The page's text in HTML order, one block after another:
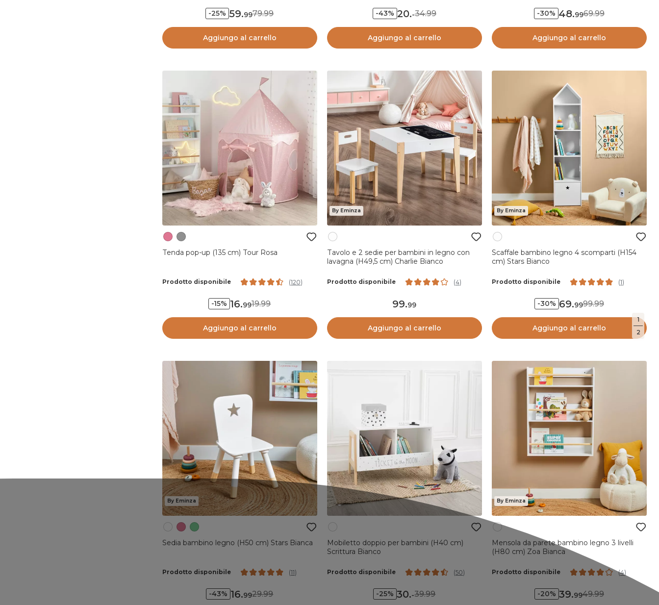
1
2
-25% 59.9979.99
Aggiungo al carrello
-43% 20.-34.99
Aggiungo al carrello
-30% 48.9969.99
Aggiungo al carrello
Tenda pop-up (135 cm) Tour Rosa
Prodotto disponibile (120)
-15% 16.9919.99
Aggiungo al carrello
By Eminza
Tavolo e 2 sedie per bambini in legno con
lavagna (H49,5 cm) Charlie Bianco
Prodotto disponibile (4)
99.99
Aggiungo al carrello
By Eminza
Scaffale bambino legno 4 scomparti (H154
cm) Stars Bianco
Prodotto disponibile (1)
-30% 69.9999.99
Aggiungo al carrello
By Eminza
Sedia bambino legno (H50 cm) Stars Bianca
Prodotto disponibile (11)
-43% 16.9929.99
Mobiletto doppio per bambini (H40 cm)
Scrittura Bianco
Prodotto disponibile (50)
-25% 30.-39.99
By Eminza
Mensola da parete bambino legno 3 livelli
(H80 cm) Zoa Bianca
Prodotto disponibile (4)
-20% 39.9949.99